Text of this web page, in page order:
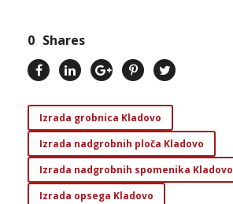
0 Shares
Izrada grobnica Kladovo
Izrada nadgrobnih ploča Kladovo
Izrada nadgrobnih spomenika Kladovo
Izrada opsega Kladovo